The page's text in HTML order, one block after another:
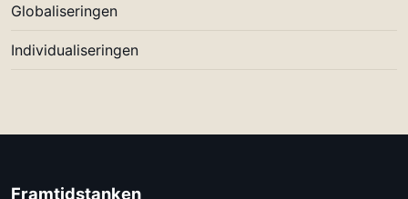
Globaliseringen
Individualiseringen
Framtidstanken